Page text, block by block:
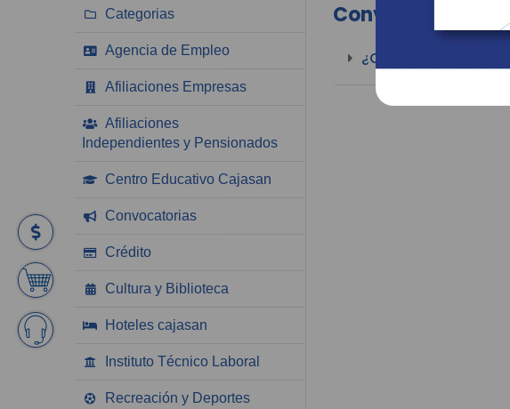
Categorias
Agencia de Empleo
Afiliaciones Empresas
Afiliaciones
Independientes y Pensionados
Centro Educativo Cajasan
Convocatorias
Crédito
Cultura y Biblioteca
Hoteles cajasan
Instituto Técnico Laboral
Recreación y Deportes
Convocatorias
¿Qué es banca ética?